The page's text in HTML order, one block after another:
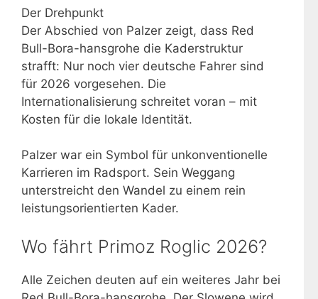
Der Drehpunkt
Der Abschied von Palzer zeigt, dass Red
Bull-Bora-hansgrohe die Kaderstruktur
strafft: Nur noch vier deutsche Fahrer sind
für 2026 vorgesehen. Die
Internationalisierung schreitet voran – mit
Kosten für die lokale Identität.
Palzer war ein Symbol für unkonventionelle
Karrieren im Radsport. Sein Weggang
unterstreicht den Wandel zu einem rein
leistungsorientierten Kader.
Wo fährt Primoz Roglic 2026?
Alle Zeichen deuten auf ein weiteres Jahr bei